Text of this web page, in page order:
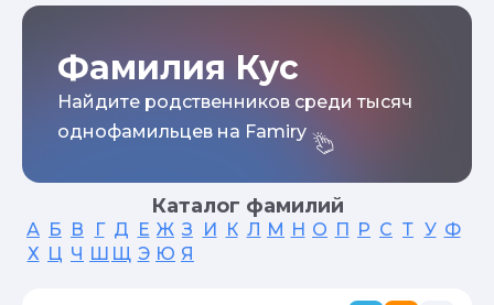
Фамилия Кус
Найдите родственников среди тысяч
однофамильцев на Famiry
Каталог фамилий
А Б В Г Д Е Ж З И К Л М Н О П Р С Т У Ф
Х Ц Ч Ш Щ Э Ю Я